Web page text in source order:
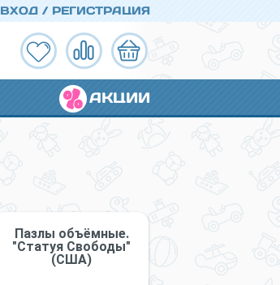
ВХОД / РЕГИСТРАЦИЯ
АКЦИИ
Пазлы объёмные.
"Статуя Свободы"
(США)